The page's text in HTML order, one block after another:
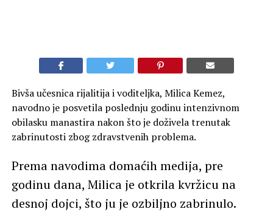
Bivša učesnica rijalitija i voditeljka, Milica Kemez,
navodno je posvetila poslednju godinu intenzivnom
obilasku manastira nakon što je doživela trenutak
zabrinutosti zbog zdravstvenih problema.
Prema navodima domaćih medija, pre
godinu dana, Milica je otkrila kvržicu na
desnoj dojci, što ju je ozbiljno zabrinulo.